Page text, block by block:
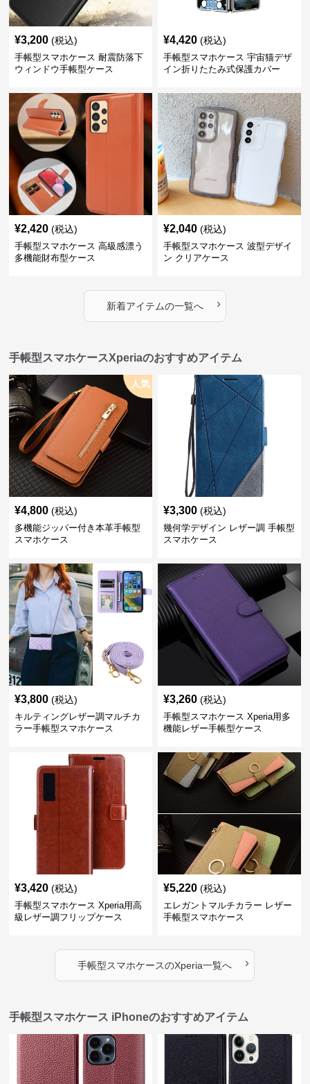
¥3,200 (税込)
手帳型スマホケース 耐震防落下
ウィンドウ手帳型ケース
¥4,420 (税込)
手帳型スマホケース 宇宙猫デザ
イン折りたたみ式保護カバー
¥2,420 (税込)
手帳型スマホケース 高級感漂う
多機能財布型ケース
¥2,040 (税込)
手帳型スマホケース 波型デザイ
ン クリアケース
新着アイテムの一覧へ ›
手帳型スマホケースXperiaのおすすめアイテム
人気
¥4,800 (税込)
多機能ジッパー付き本革手帳型
スマホケース
¥3,300 (税込)
幾何学デザイン レザー調 手帳型
スマホケース
¥3,800 (税込)
キルティングレザー調マルチカ
ラー手帳型スマホケース
¥3,260 (税込)
手帳型スマホケース Xperia用多
機能レザー手帳型ケース
¥3,420 (税込)
手帳型スマホケース Xperia用高
級レザー調フリップケース
¥5,220 (税込)
エレガントマルチカラー レザー
手帳型スマホケース
手帳型スマホケースのXperia一覧へ ›
手帳型スマホケース iPhoneのおすすめアイテム